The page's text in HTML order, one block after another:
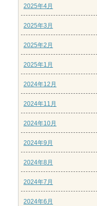
2025年4月
2025年3月
2025年2月
2025年1月
2024年12月
2024年11月
2024年10月
2024年9月
2024年8月
2024年7月
2024年6月